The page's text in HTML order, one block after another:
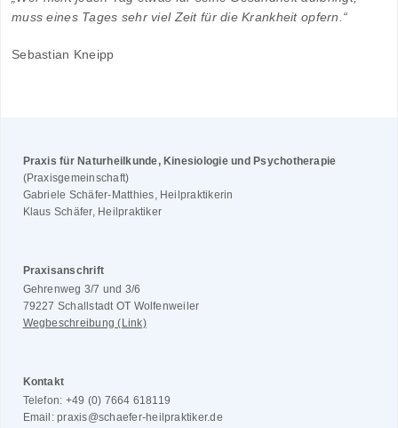
muss eines Tages sehr viel Zeit für die Krankheit opfern.“
Sebastian Kneipp
Praxis für Naturheilkunde, Kinesiologie und Psychotherapie
(Praxisgemeinschaft)
Gabriele Schäfer-Matthies, Heilpraktikerin
Klaus Schäfer, Heilpraktiker
Praxisanschrift
Gehrenweg 3/7 und 3/6
79227 Schallstadt OT Wolfenweiler
Wegbeschreibung (Link)
Kontakt
Telefon: +49 (0) 7664 618119
Email: praxis@schaefer-heilpraktiker.de